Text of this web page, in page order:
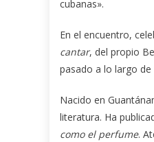
cubanas».
En el encuentro,
cantar, del propio
pasado a lo largo
Nacido en
literatura. Ha
como el perfume.